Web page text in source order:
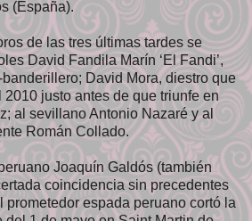
(España).
de las tres últimas tardes se
David Fandila Marín ‘El Fandi’,
David Mora, diestro que
2010 justo antes de que triunfe en
al sevillano Antonio Nazaré y al
Román Collado.
Joaquín Galdós (también
coincidencia sin precedentes
prometedor espada peruano cortó la